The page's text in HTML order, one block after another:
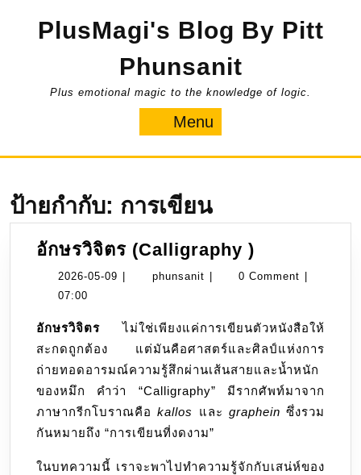
PlusMagi's Blog By Pitt
Phunsanit
Plus emotional magic to the knowledge of logic.
Menu
ป้ายกำกับ: การเขียน
อักษรวิจิตร (Calligraphy )
วิจิตร
2026-05-09 2026- phunsanit phunsanit0 Comment
07:00
อักษรวิจิตรไม่ใช่เพียงแค่การเขียนตัวหนังสือให้
สะกดถูกต้อง แต่มันคือศาสตร์และศิลป์แห่งการ
ถ่ายทอดอารมณ์ความรู้สึกผ่านเส้นสายและน้ำหนัก
ของหมึก คำว่า “Calligraphy” มีรากศัพท์มาจาก
ภาษากรีกโบราณคือkallos และ graphein ซึ่งรวม
กันหมายถึง “การเขียนที่งดงาม”
ในบทความนี้ เราจะพาไปทำความรู้จักกับเสน่ห์ของ